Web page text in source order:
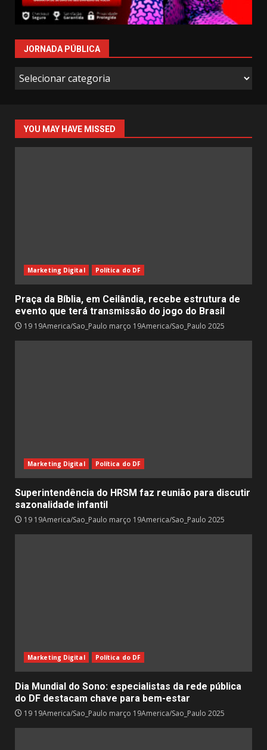
JORNADA PÚBLICA
Jornada
Pública
YOU MAY HAVE MISSED
Marketing Digital Política do DF
Praça da Bíblia, em Ceilândia, recebe estrutura de
evento que terá transmissão do jogo do Brasil
19 19America/Sao_Paulo março 19America/Sao_Paulo 2025
Marketing Digital Política do DF
Superintendência do HRSM faz reunião para discutir
sazonalidade infantil
19 19America/Sao_Paulo março 19America/Sao_Paulo 2025
Marketing Digital Política do DF
Dia Mundial do Sono: especialistas da rede pública
do DF destacam chave para bem-estar
19 19America/Sao_Paulo março 19America/Sao_Paulo 2025